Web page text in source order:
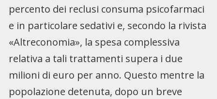
percento dei reclusi consuma psicofarmaci
e in particolare sedativi e, secondo la rivista
«Altreconomia», la spesa complessiva
relativa a tali trattamenti supera i due
milioni di euro per anno. Questo mentre la
popolazione detenuta, dopo un breve